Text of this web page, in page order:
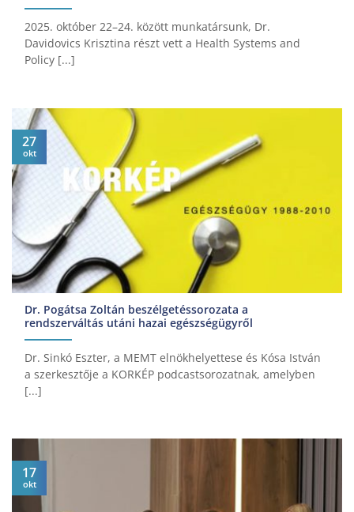
2025. október 22–24. között munkatársunk, Dr.
Davidovics Krisztina részt vett a Health Systems and
Policy [...]
Dr. Pogátsa Zoltán beszélgetéssorozata a
rendszerváltás utáni hazai egészségügyről
Dr. Sinkó Eszter, a MEMT elnökhelyettese és Kósa István
a szerkesztője a KORKÉP podcastsorozatnak, amelyben
[...]
27
okt
17
okt